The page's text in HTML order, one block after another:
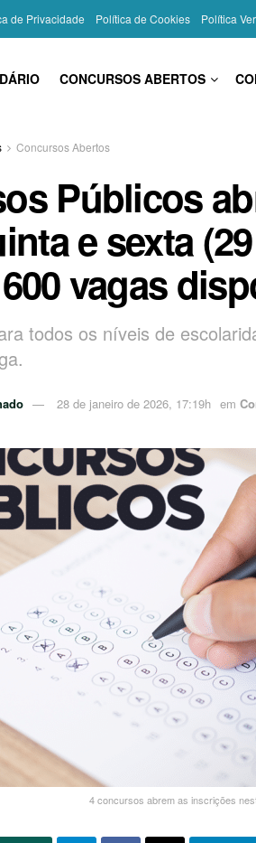
de Privacidade Política de Cookies Política
CONCURSOS ABERTOS
Concursos Abertos
Públicos
e sexta
vagas
todos os níveis de
28 de janeiro de 2026, 17:19h em
4 concursos abrem as inscrições